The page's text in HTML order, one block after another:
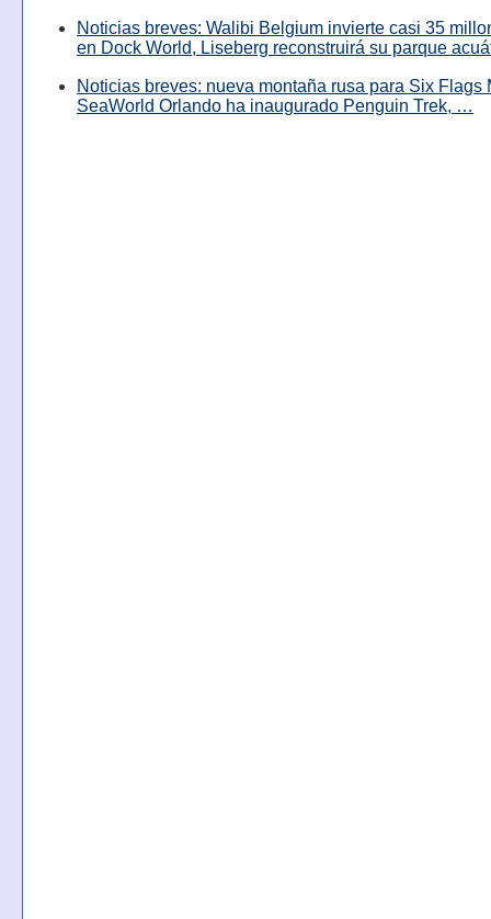
Noticias breves: Walibi Belgium invierte casi 35
en Dock World, Liseberg reconstruirá su parque
Noticias breves: nueva montaña rusa para Six Flags
SeaWorld Orlando ha inaugurado Penguin Trek, …